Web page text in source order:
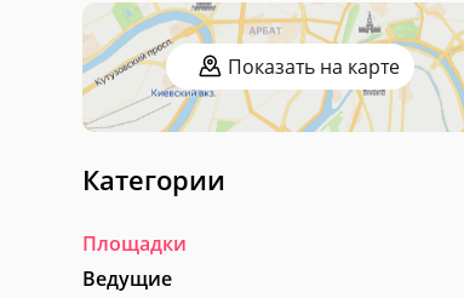
Показать на карте
Категории
Площадки
Ведущие